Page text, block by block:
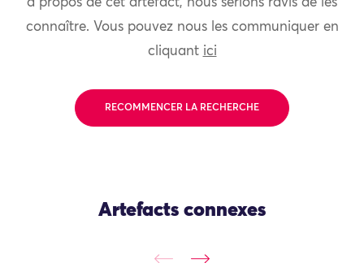
connaître. Vous pouvez nous les communiquer en
cliquant ici
RECOMMENCER LA RECHERCHE
Artefacts connexes